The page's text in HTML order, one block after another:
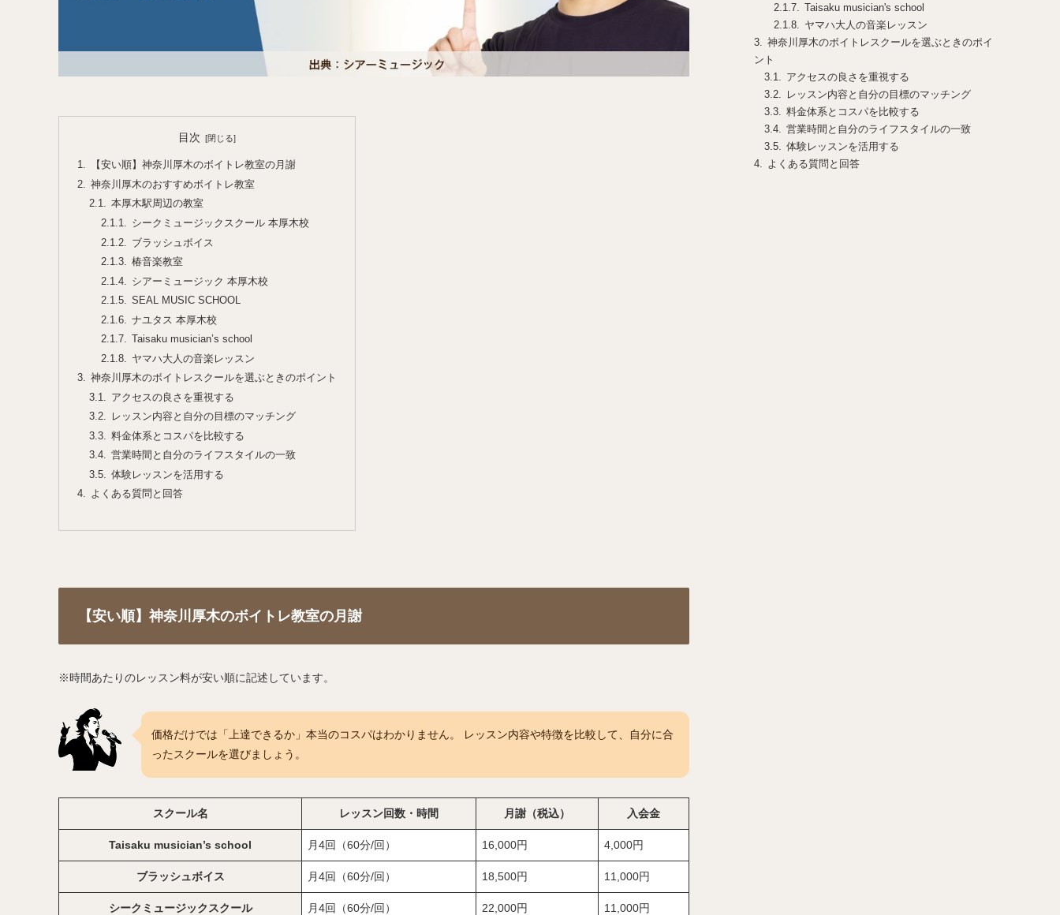
目次
【安い順】神奈川厚木のボイトレ教室の月謝
神奈川厚木のおすすめボイトレ教室
本厚木駅周辺の教室
シークミュージックスクール 本厚木校
ブラッシュボイス
椿音楽教室
シアーミュージック 本厚木校
SEAL MUSIC SCHOOL
ナユタス 本厚木校
Taisaku musician’s school
ヤマハ大人の音楽レッスン
神奈川厚木のボイトレスクールを選ぶときのポイント
アクセスの良さを重視する
レッスン内容と自分の目標のマッチング
料金体系とコスパを比較する
営業時間と自分のライフスタイルの一致
体験レッスンを活用する
よくある質問と回答
【安い順】神奈川厚木のボイトレ教室の月謝
※時間あたりのレッスン料が安い順に記述しています。
価格だけでは「上達できるか」本当のコスパはわかりません。 レッスン内容や特徴を比較して、自分に合
ったスクールを選びましょう。
スクール名 レッスン回数・時間 月謝（税込） 入会金
Taisaku musician’s school 月4回（60分/回） 16,000円 4,000円
ブラッシュボイス 月4回（60分/回） 18,500円 11,000円
シークミュージックスクール 月4回（60分/回） 22,000円 11,000円
Taisaku musician's school
ヤマハ大人の音楽レッスン
神奈川厚木のボイトレスクールを選ぶときのポイ
ント
アクセスの良さを重視する
レッスン内容と自分の目標のマッチング
料金体系とコスパを比較する
営業時間と自分のライフスタイルの一致
体験レッスンを活用する
よくある質問と回答